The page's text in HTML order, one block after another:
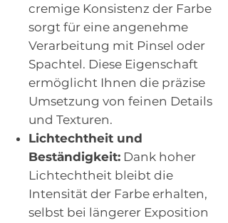
cremige Konsistenz der Farbe
sorgt für eine angenehme
Verarbeitung mit Pinsel oder
Spachtel. Diese Eigenschaft
ermöglicht Ihnen die präzise
Umsetzung von feinen Details
und Texturen.
Lichtechtheit und
Beständigkeit: Dank hoher
Lichtechtheit bleibt die
Intensität der Farbe erhalten,
selbst bei längerer Exposition